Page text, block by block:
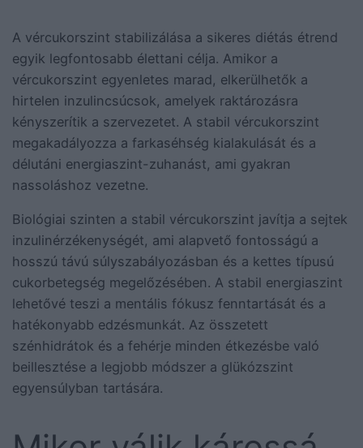
A vércukorszint stabilizálása a sikeres diétás étrend
egyik legfontosabb élettani célja. Amikor a
vércukorszint egyenletes marad, elkerülhetők a
hirtelen inzulincsúcsok, amelyek raktározásra
kényszerítik a szervezetet. A stabil vércukorszint
megakadályozza a farkaséhség kialakulását és a
délutáni energiaszint-zuhanást, ami gyakran
nassoláshoz vezetne.
Biológiai szinten a stabil vércukorszint javítja a sejtek
inzulinérzékenységét, ami alapvető fontosságú a
hosszú távú súlyszabályozásban és a kettes típusú
cukorbetegség megelőzésében. A stabil energiaszint
lehetővé teszi a mentális fókusz fenntartását és a
hatékonyabb edzésmunkát. Az összetett
szénhidrátok és a fehérje minden étkezésbe való
beillesztése a legjobb módszer a glükózszint
egyensúlyban tartására.